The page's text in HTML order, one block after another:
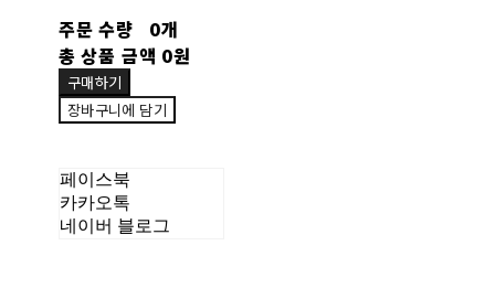
주문 수량
0개
총 상품 금액 0원
구매하기
장바구니에 담기
페이스북
카카오톡
네이버 블로그